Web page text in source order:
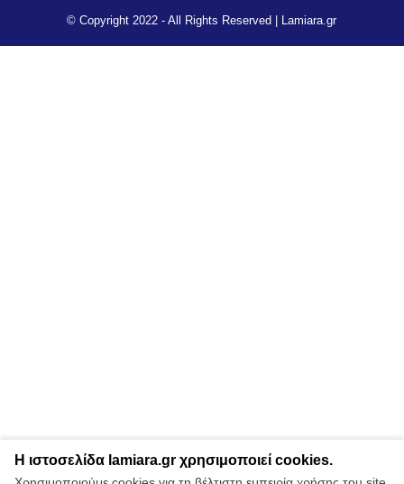
© Copyright 2022 - All Rights Reserved | Lamiara.gr
Η ιστοσελίδα lamiara.gr χρησιμοποιεί cookies.